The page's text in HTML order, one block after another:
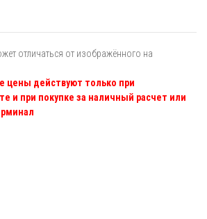
отличаться от изображённого на
цены действуют только при
и при покупке за наличный расчет или